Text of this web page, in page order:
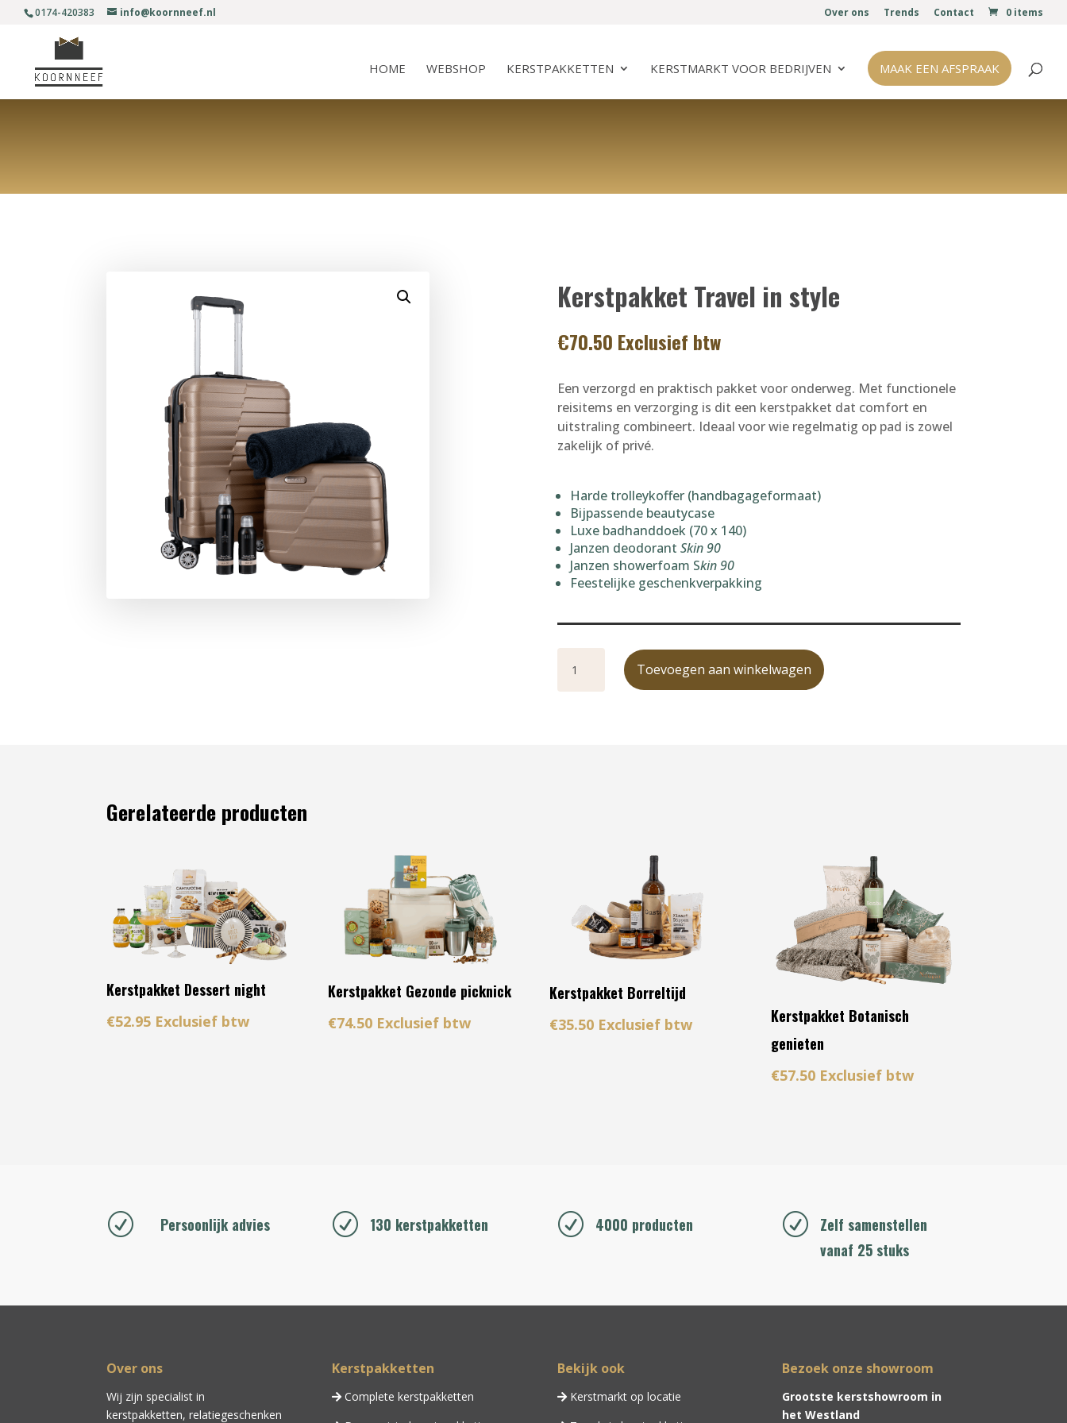
0174-420383 info@koornneef.nl Over ons Trends Contact 0 items
HOME WEBSHOP KERSTPAKKETTEN KERSTMARKT VOOR BEDRIJVEN MAAK EEN AFSPRAAK
Kerstpakket Travel in style
€70.50 Exclusief btw
Een verzorgd en praktisch pakket voor onderweg. Met functionele
reisitems en verzorging is dit een kerstpakket dat comfort en
uitstraling combineert. Ideaal voor wie regelmatig op pad is zowel
zakelijk of privé.
Harde trolleykoffer (handbagageformaat)
Bijpassende beautycase
Luxe badhanddoek (70 x 140)
Janzen deodorant Skin 90
Janzen showerfoam Skin 90
Feestelijke geschenkverpakking
Kerstpakket
Travel in
style aantal
Toevoegen aan winkelwagen
Gerelateerde producten
Kerstpakket Dessert night
€52.95 Exclusief btw
Kerstpakket Gezonde picknick
€74.50 Exclusief btw
Kerstpakket Borreltijd
€35.50 Exclusief btw
Kerstpakket Botanisch
genieten
€57.50 Exclusief btw
R Persoonlijk advies R 130 kerstpakketten R 4000 producten R
Zelf samenstellen
vanaf 25 stuks
Over ons
Wij zijn specialist in
kerstpakketten,relatiegeschenken
Kerstpakketten
Complete kerstpakketten
Bekijk ook
Kerstmarkt op locatie
Bezoek onze showroom
Grootste kerstshowroom in
het Westland